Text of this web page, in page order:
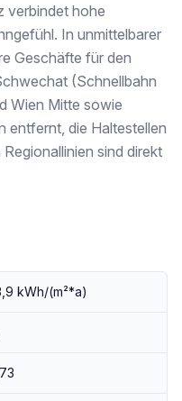
m²
und Photovoltaik
Fußbodenheizung
Vorschriften
verbindet hohe
In unmittelbarer
Geschäfte für den
(Schnellbahn
Wien Mitte sowie
entfernt, die Haltestellen
sind direkt
kWh/(m²*a)